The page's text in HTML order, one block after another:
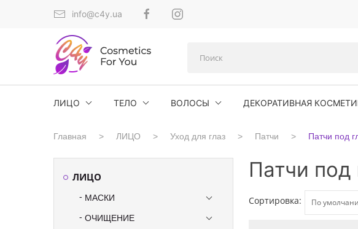
info@c4y.ua
ЛИЦО ТЕЛО ВОЛОСЫ ДЕКОРАТИВНАЯ
Главная ЛИЦО Уход для глаз Патчи Патчи под
ЛИЦО
МАСКИ
ОЧИЩЕНИЕ
Патчи под
Сортировка: